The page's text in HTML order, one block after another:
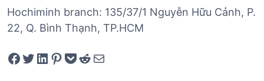
Hochiminh branch: 135/37/1 Nguyễn Hữu Cảnh, P.
22, Q. Bình Thạnh, TP.HCM
Share on Facebook Tweet on Twitter Share on LinkedIn Pin on Pinterest Save to pocket Share on Reddit Share via Email